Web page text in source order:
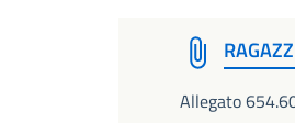
Allegato